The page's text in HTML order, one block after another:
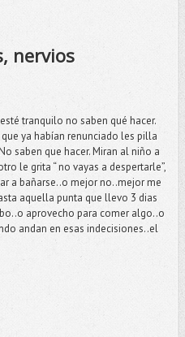
nervios
tranquilo no saben qué hacer.
ya habían renunciado les pilla
saben que hacer. Miran al niño a
le grita “ no vayas a despertarle”,
a bañarse..o mejor no..mejor me
aquella punta que llevo 3 dias
aprovecho para comer algo..o
andan en esas indecisiones..el